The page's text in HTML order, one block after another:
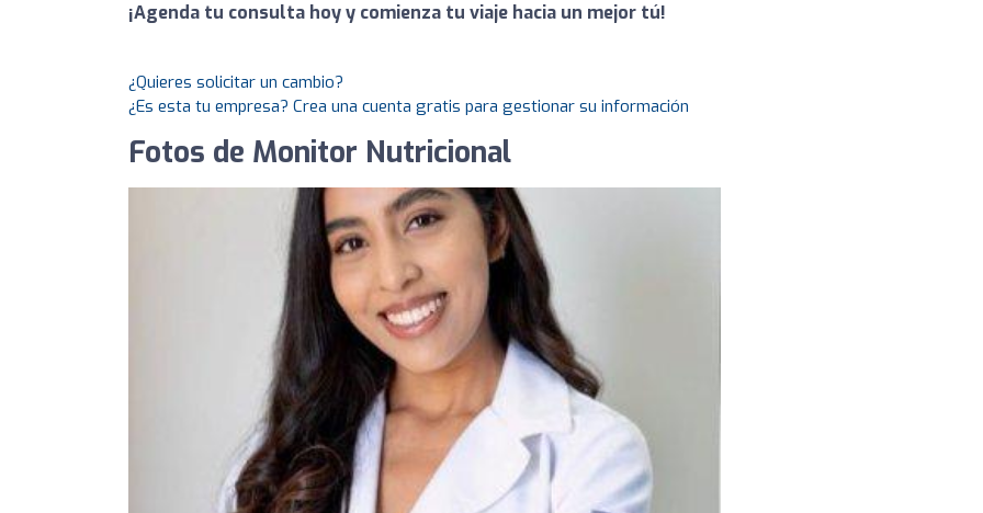
¡Agenda tu consulta hoy y comienza tu viaje hacia un mejor tú!
¿Quieres solicitar un cambio?
¿Es esta tu empresa? Crea una cuenta gratis para gestionar su información
Fotos de Monitor Nutricional